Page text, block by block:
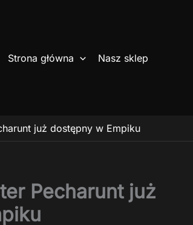
Strona główna Nasz sklep
już dostępny w Empiku
Pecharunt już